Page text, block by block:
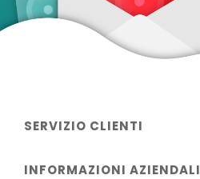
SERVIZIO CLIENTI
INFORMAZIONI AZIENDALI